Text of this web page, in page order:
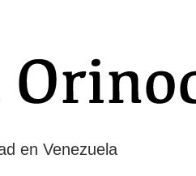
en Venezuela